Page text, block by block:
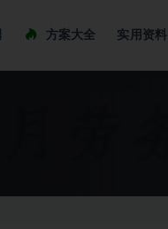
Loading…
方案大全 实用资料